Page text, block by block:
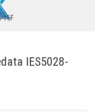
16F
IES5028-